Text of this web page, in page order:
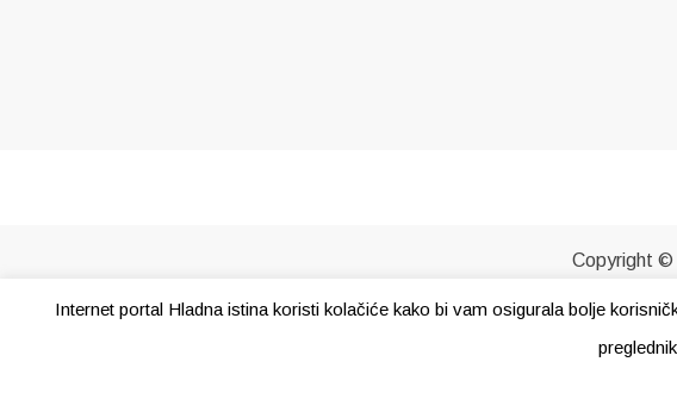
Internet portal Hladna istina koristi kolačiće kako bi vam osigurala bolje
Copyright ©